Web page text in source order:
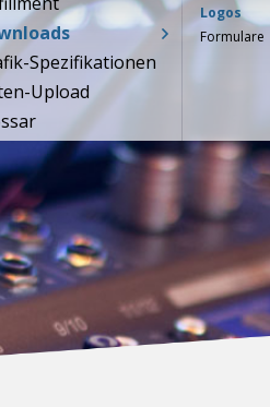
Logos
Formulare
Spezifikationen
Upload